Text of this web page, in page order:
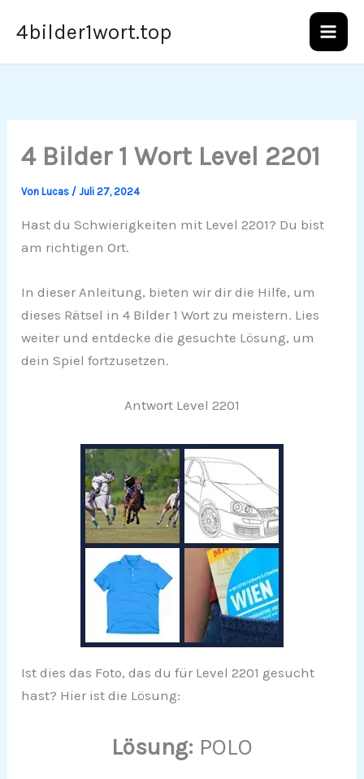
Inhalt
4bilder1wort.top
4 Bilder 1 Wort Level 2201
VonLucas /Juli 27, 2024
Hast du Schwierigkeiten mit Level 2201? Du bist
am richtigen Ort.
In dieser Anleitung, bieten wir dir die Hilfe, um
dieses Rätsel in 4 Bilder 1 Wort zu meistern. Lies
weiter und entdecke die gesuchte Lösung, um
dein Spiel fortzusetzen.
Antwort Level 2201
Ist dies das Foto, das du für Level 2201 gesucht
hast? Hier ist die Lösung:
Lösung: POLO